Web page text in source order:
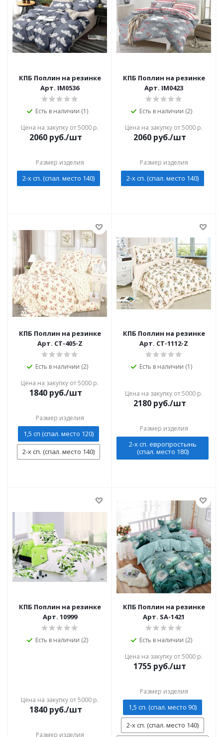
КПБ Поплин на резинке
Арт. IM0536
Есть в наличии (1)
Цена на закупку от 5000 р.
2060 руб./шт
Размер изделия
2-х сп. (спал. место 140)
КПБ Поплин на резинке
Арт. IM0423
Есть в наличии (2)
Цена на закупку от 5000 р.
2060 руб./шт
Размер изделия
2-х сп. (спал. место 140)
КПБ Поплин на резинке
Арт. CT-405-Z
Есть в наличии (2)
Цена на закупку от 5000 р.
1840 руб./шт
Размер изделия
1,5 сп (спал. место 120)
2-х сп. (спал. место 140)
КПБ Поплин на резинке
Арт. CT-1112-Z
Есть в наличии (1)
Цена на закупку от 5000 р.
2180 руб./шт
Размер изделия
2-х сп. европростынь
(спал. место 180)
КПБ Поплин на резинке
Арт. 10999
Есть в наличии (2)
Цена на закупку от 5000 р.
1840 руб./шт
Размер изделия
КПБ Поплин на резинке
Арт. SA-1421
Есть в наличии (2)
Цена на закупку от 5000 р.
1755 руб./шт
Размер изделия
1,5 сп. (спал. место 90)
2-х сп. (спал. место 140)